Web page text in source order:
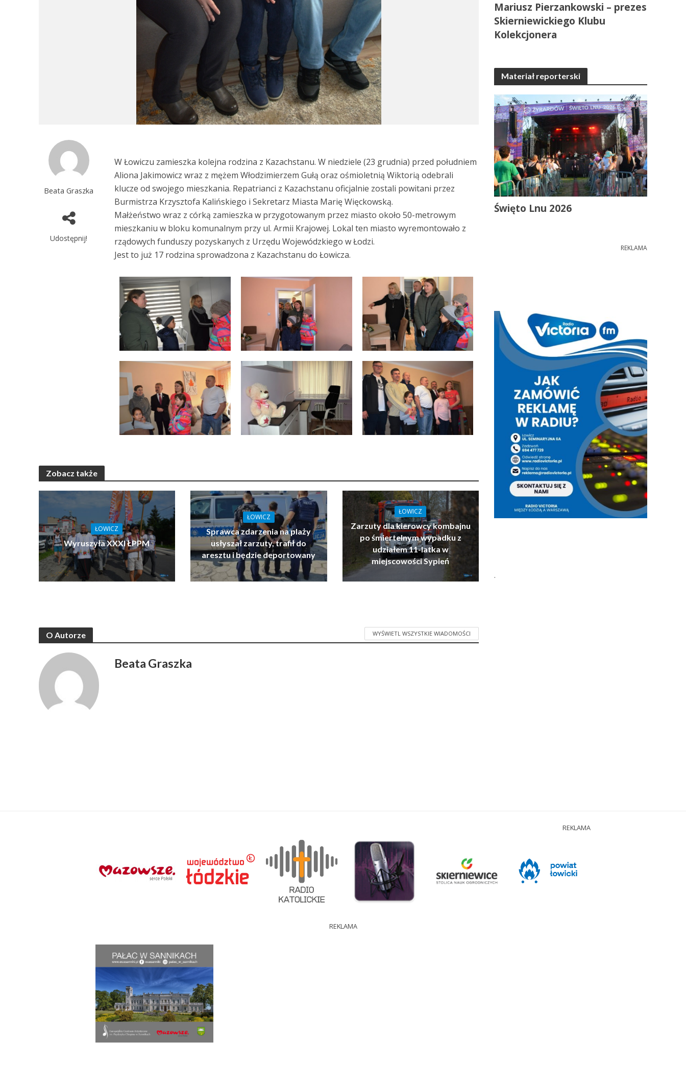
Beata Graszka
Udostępnij!
W Łowiczu zamieszka kolejna rodzina z Kazachstanu. W niedziele (23 grudnia) przed południem
Aliona Jakimowicz wraz z mężem Włodzimierzem Gułą oraz ośmioletnią Wiktorią odebrali
klucze od swojego mieszkania. Repatrianci z Kazachstanu oficjalnie zostali powitani przez
Burmistrza Krzysztofa Kalińskiego i Sekretarz Miasta Marię Więckowską.
Małżeństwo wraz z córką zamieszka w przygotowanym przez miasto około 50-metrowym
mieszkaniu w bloku komunalnym przy ul. Armii Krajowej. Lokal ten miasto wyremontowało z
rządowych funduszy pozyskanych z Urzędu Wojewódzkiego w Łodzi.
Jest to już 17 rodzina sprowadzona z Kazachstanu do Łowicza.
Zobacz także
ŁOWICZ
Wyruszyła XXXI ŁPPM
ŁOWICZ
Sprawca zdarzenia na plaży
usłyszał zarzuty, trafił do
aresztu i będzie deportowany
ŁOWICZ
Zarzuty dla kierowcy kombajnu
po śmiertelnym wypadku z
udziałem 11-latka w
miejscowości Sypień
O Autorze WYŚWIETL WSZYSTKIE WIADOMOŚCI
Beata Graszka
Mariusz Pierzankowski – prezes
Skierniewickiego Klubu
Kolekcjonera
Materiał reporterski
Święto Lnu 2026
REKLAMA
.
REKLAMA
REKLAMA